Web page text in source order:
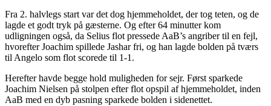
Fra 2. halvlegs start var det dog hjemmeholdet, der tog teten, og de
lagde et godt tryk på gæsterne. Og efter 64 minutter kom
udligningen også, da Selius flot pressede AaB’s angriber til en fejl,
hvorefter Joachim spillede Jashar fri, og han lagde bolden på tværs
til Angelo som flot scorede til 1-1.
Herefter havde begge hold muligheden for sejr. Først sparkede
Joachim Nielsen på stolpen efter flot opspil af hjemmeholdet, inden
AaB med en dyb pasning sparkede bolden i sidenettet.